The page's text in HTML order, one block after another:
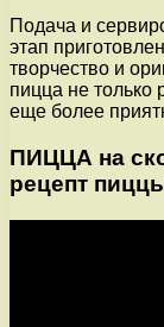
Подача и
этап
творчество и
пицца не только
еще более
ПИЦЦА на
рецепт